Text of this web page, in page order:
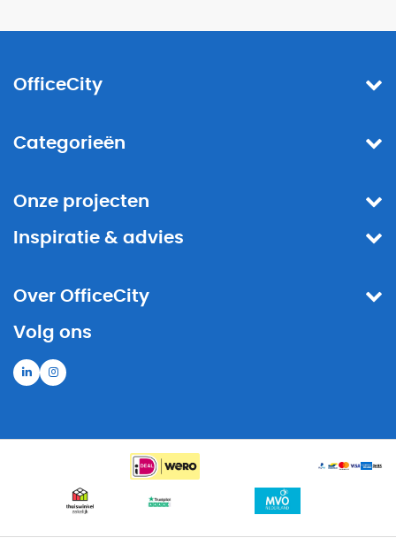
OfficeCity
Categorieën
Onze projecten
Inspiratie & advies
Over OfficeCity
Volg ons